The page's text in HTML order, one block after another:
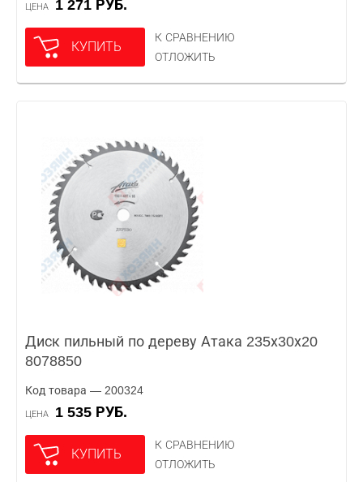
ЦЕНА 1 271 РУБ.
КУПИТЬ
К СРАВНЕНИЮ
ОТЛОЖИТЬ
Диск пильный по дереву Атака 235х30х20
8078850
Код товара — 200324
ЦЕНА 1 535 РУБ.
КУПИТЬ
К СРАВНЕНИЮ
ОТЛОЖИТЬ